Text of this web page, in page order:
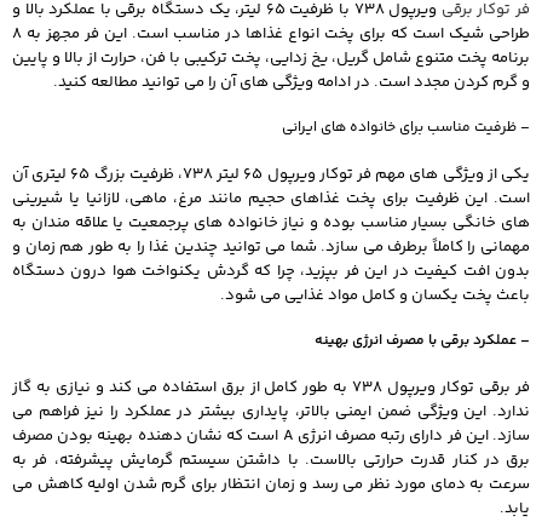
فر توکار برقی
ویرپول 738 با ظرفیت 65 لیتر، یک دستگاه برقی با عملکرد بالا و
طراحی شیک است که برای پخت انواع غذاها در مناسب است. این فر مجهز به 8
برنامه پخت متنوع شامل گریل، یخ زدایی، پخت ترکیبی با فن، حرارت از بالا و پایین
و گرم کردن مجدد است. در ادامه ویژگی های آن را می توانید مطالعه کنید.
– ظرفیت مناسب برای خانواده های ایرانی
یکی از ویژگی های مهم فر توکار ویرپول 65 لیتر 738، ظرفیت بزرگ 65 لیتری آن
است. این ظرفیت برای پخت غذاهای حجیم مانند مرغ، ماهی، لازانیا یا شیرینی
های خانگی بسیار مناسب بوده و نیاز خانواده های پرجمعیت یا علاقه مندان به
مهمانی را کاملاً برطرف می سازد. شما می توانید چندین غذا را به طور هم زمان و
بدون افت کیفیت در این فر بپزید، چرا که گردش یکنواخت هوا درون دستگاه
باعث پخت یکسان و کامل مواد غذایی می شود.
– عملکرد برقی با مصرف انرژی بهینه
فر برقی توکار ویرپول 738 به طور کامل از برق استفاده می کند و نیازی به گاز
ندارد. این ویژگی ضمن ایمنی بالاتر، پایداری بیشتر در عملکرد را نیز فراهم می
سازد. این فر دارای رتبه مصرف انرژی A است که نشان دهنده بهینه بودن مصرف
برق در کنار قدرت حرارتی بالاست. با داشتن سیستم گرمایش پیشرفته، فر به
سرعت به دمای مورد نظر می رسد و زمان انتظار برای گرم شدن اولیه کاهش می
یابد.